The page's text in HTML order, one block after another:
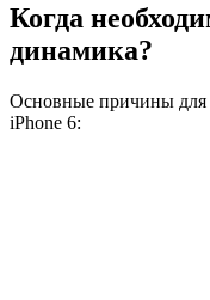
Когда
динамика?
Основные причины для
iPhone 6: